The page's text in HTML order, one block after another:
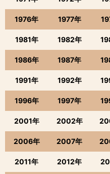
1976年 1977年
1981年 1982年
1986年 1987年
1991年 1992年
1996年 1997年
2001年 2002年
2006年 2007年
2011年 2012年